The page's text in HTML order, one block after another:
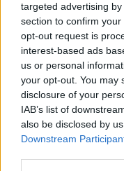
targeted advertising
section to confirm
opt-out request is
interest-based ads
us or personal
your opt-out. You may
disclosure of your
IAB’s list of
also be disclosed by
Downstream
Ajax helpt
sokken na
Hakim Ziyech
appartement
Marcos
Ajax: 'Hier